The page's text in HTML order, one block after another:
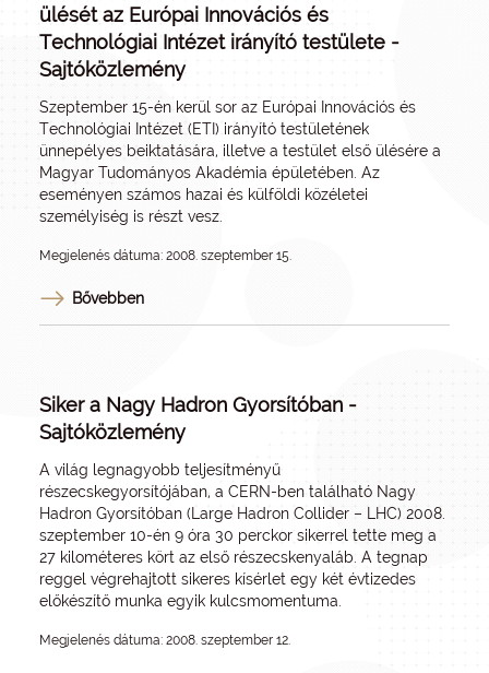
ülését az Európai Innovációs és
Technológiai Intézet irányító testülete -
Sajtóközlemény
Szeptember 15-én kerül sor az Európai Innovációs és
Technológiai Intézet (ETI) irányító testületének
ünnepélyes beiktatására, illetve a testület első ülésére a
Magyar Tudományos Akadémia épületében. Az
eseményen számos hazai és külföldi közéletei
személyiség is részt vesz.
Megjelenés dátuma: 2008. szeptember 15.
Bővebben
Siker a Nagy Hadron Gyorsítóban -
Sajtóközlemény
A világ legnagyobb teljesítményű
részecskegyorsítójában, a CERN-ben található Nagy
Hadron Gyorsítóban (Large Hadron Collider – LHC) 2008.
szeptember 10-én 9 óra 30 perckor sikerrel tette meg a
27 kilométeres kört az első részecskenyaláb. A tegnap
reggel végrehajtott sikeres kísérlet egy két évtizedes
előkészítő munka egyik kulcsmomentuma.
Megjelenés dátuma: 2008. szeptember 12.